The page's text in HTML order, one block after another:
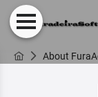
About